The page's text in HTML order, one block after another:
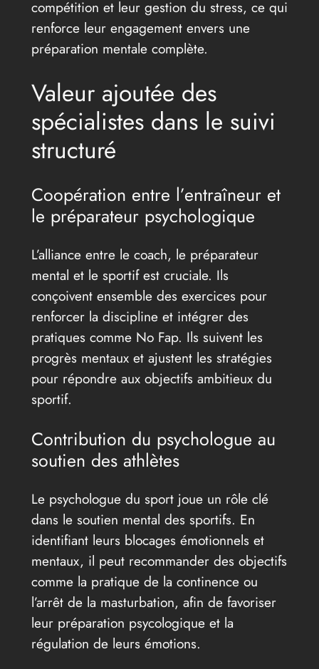
compétition et leur gestion du stress, ce qui
renforce leur engagement envers une
préparation mentale complète.
Valeur ajoutée des
spécialistes dans le suivi
structuré
Coopération entre l’entraîneur et
le préparateur psychologique
L’alliance entre le coach, le préparateur
mental et le sportif est cruciale. Ils
conçoivent ensemble des exercices pour
renforcer la discipline et intégrer des
pratiques comme No Fap. Ils suivent les
progrès mentaux et ajustent les stratégies
pour répondre aux objectifs ambitieux du
sportif.
Contribution du psychologue au
soutien des athlètes
Le psychologue du sport joue un rôle clé
dans le soutien mental des sportifs. En
identifiant leurs blocages émotionnels et
mentaux, il peut recommander des objectifs
comme la pratique de la continence ou
l’arrêt de la masturbation, afin de favoriser
leur préparation psycologique et la
régulation de leurs émotions.